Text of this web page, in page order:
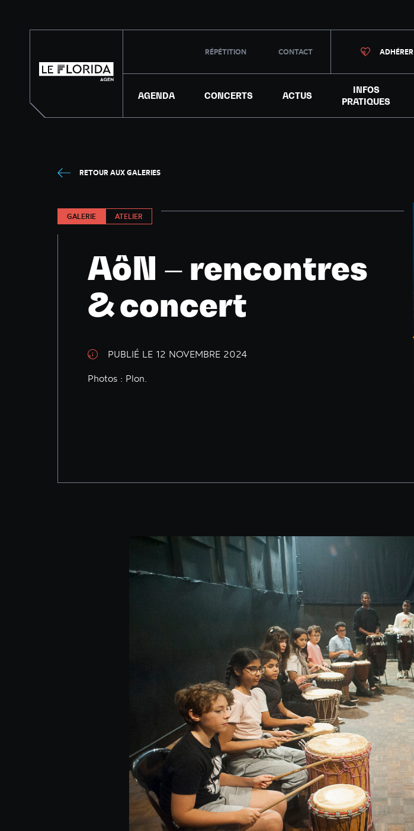
RÉPÉTITION CONTACT ADHÉRER
AGENDA CONCERTS ACTUS
INFOS
PRATIQUES
RETOUR AUX GALERIES
GALERIE ATELIER
AôN – rencontres
& concert
PUBLIÉ LE 12 NOVEMBRE 2024
Photos : Plon.